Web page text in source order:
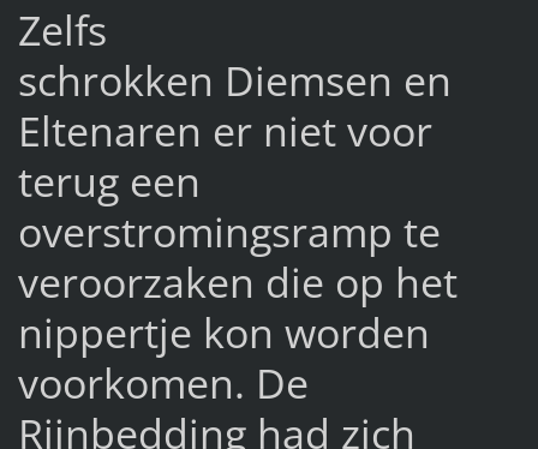
Zelfs
schrokken Diemsen en
Eltenaren er niet voor
terug een
overstromingsramp te
veroorzaken die op het
nippertje kon worden
voorkomen. De
Rijnbedding had zich